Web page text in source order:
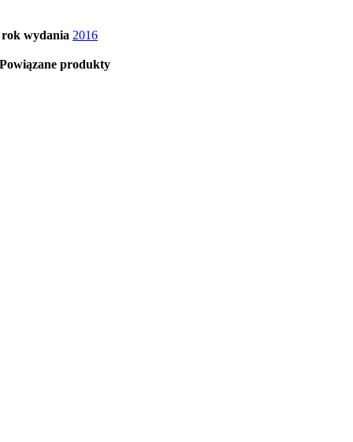
rok wydania 2016
Powiązane produkty